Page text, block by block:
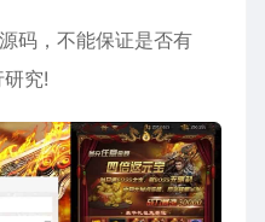
码，不能保证是否有
究!